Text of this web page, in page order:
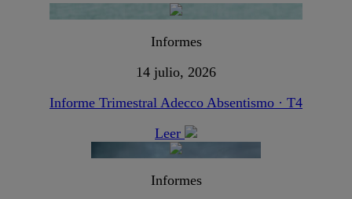
Informes
14 julio, 2026
Informe Trimestral Adecco Absentismo · T4
Leer
Informes